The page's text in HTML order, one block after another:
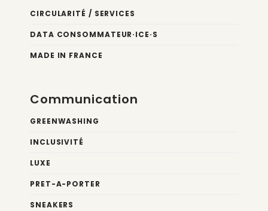
CIRCULARITÉ / SERVICES
DATA CONSOMMATEUR·ICE·S
MADE IN FRANCE
Communication
GREENWASHING
INCLUSIVITÉ
LUXE
PRET-A-PORTER
SNEAKERS